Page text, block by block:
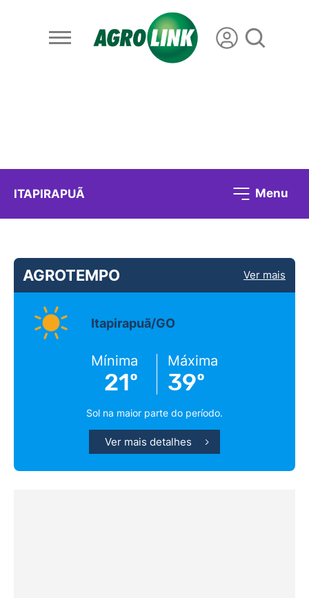
ITAPIRAPUÃ Menu
AGROTEMPO Ver mais
Itapirapuã/GO
Mínima
21º
Máxima
39º
Sol na maior parte do período.
Ver mais detalhes